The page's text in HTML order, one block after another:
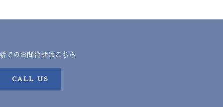
でのお問合せはこちら
CALL US